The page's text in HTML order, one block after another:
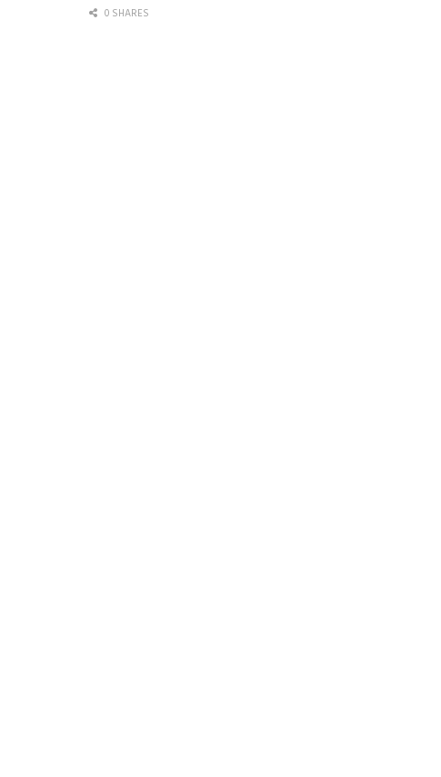
0 SHARES